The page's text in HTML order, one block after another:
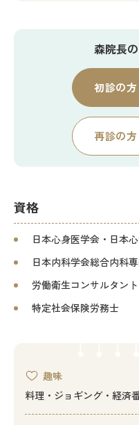
資格
日本心身医学会・日本
日本内科学会総合内科
労働衛生コンサルタント
特定社会保険労務士
趣味
料理・ジョギング・経済
森院長の
初診の方
再診の方